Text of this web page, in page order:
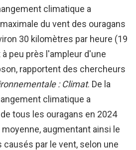
climatique a
du vent des ouragans
30 kilomètres par heure (19
peu près l'ampleur d'une
rapportent des chercheurs
: Climat. De la
climatique a
tous les ouragans en 2024
moyenne, augmentant ainsi le
par le vent, selon une